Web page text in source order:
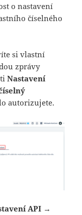
o nastavení
číselného
si vlastní
zprávy
Nastavení
autorizujete.
API →